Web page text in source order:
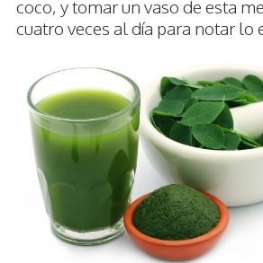
coco, y tomar un vaso de esta
cuatro veces al día para notar lo